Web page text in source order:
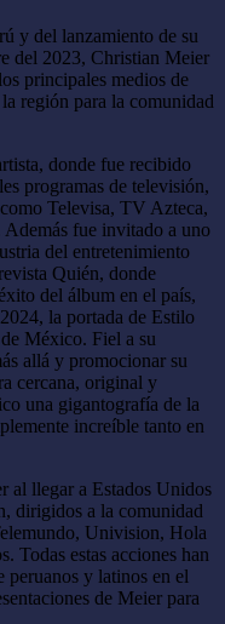
y del lanzamiento de su
del 2023, Christian Meier
principales medios de
región para la comunidad
donde fue recibido
programas de televisión,
Televisa, TV Azteca,
fue invitado a uno
del entretenimiento
Quién, donde
del álbum en el país,
la portada de Estilo
México. Fiel a su
allá y promocionar su
cercana, original y
una gigantografía de la
increíble tanto en
al llegar a Estados Unidos
dirigidos a la comunidad
Univision, Hola
Todas estas acciones han
peruanos y latinos en el
de Meier para